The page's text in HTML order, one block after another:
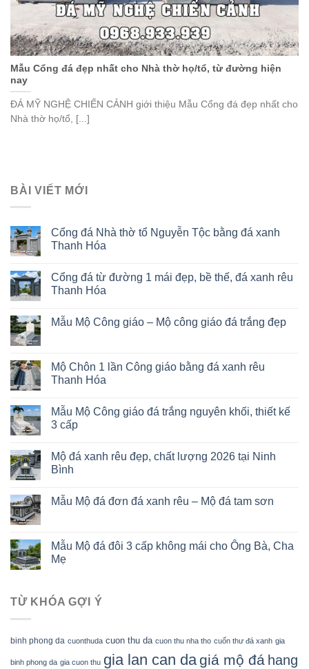
Mẫu Cổng đá đẹp nhất cho Nhà thờ họ/tổ, từ đường hiện
nay
ĐÁ MỸ NGHỆ CHIẾN CẢNH giới thiệu Mẫu Cổng đá đẹp nhất cho
Nhà thờ họ/tổ, [...]
BÀI VIẾT MỚI
Cổng đá Nhà thờ tổ Nguyễn Tộc bằng đá xanh
Thanh Hóa
Cổng đá từ đường 1 mái đẹp, bề thế, đá xanh rêu
Thanh Hóa
Mẫu Mộ Công giáo – Mộ công giáo đá trắng đẹp
Mộ Chôn 1 lần Công giáo bằng đá xanh rêu
Thanh Hóa
Mẫu Mộ Công giáo đá trắng nguyên khối, thiết kế
3 cấp
Mộ đá xanh rêu đẹp, chất lượng 2026 tại Ninh
Bình
Mẫu Mộ đá đơn đá xanh rêu – Mộ đá tam sơn
Mẫu Mộ đá đôi 3 cấp không mái cho Ông Bà, Cha
Mẹ
TỪ KHÓA GỢI Ý
binh phong da cuonthuda cuon thu da cuon thu nha tho cuốn thư đá xanh gia
binh phong da gia cuon thu gia lan can dagiá mộ đá hang